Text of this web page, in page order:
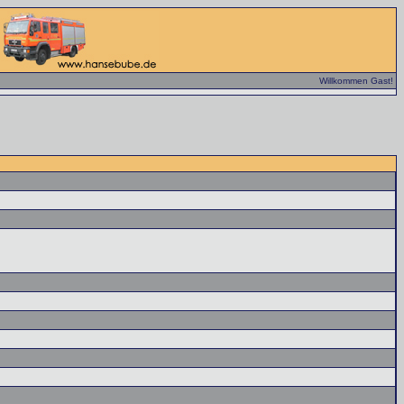
Willkommen Gast!